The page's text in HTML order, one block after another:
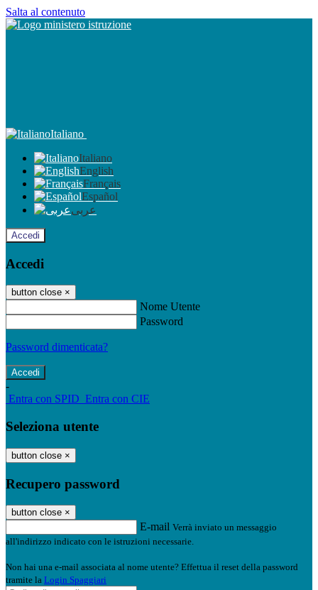
Salta al contenuto
Italiano
Italiano
English
Français
Español
عربى
Accedi
Accedi
button close ×
Nome Utente
Password
Password dimenticata?
-
Entra con SPID Entra con CIE
Seleziona utente
button close ×
Recupero password
button close ×
E-mail Verrà inviato un messaggio
all'indirizzo indicato con le istruzioni necessarie.
Non hai una e-mail associata al nome utente? Effettua il reset della password
tramite la Login Spaggiari